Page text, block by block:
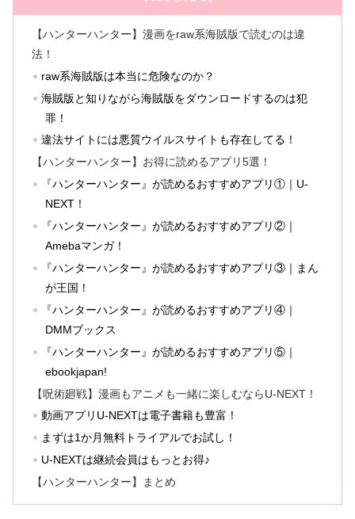
【ハンターハンター】漫画をraw系海賊版で読むのは違
法！
raw系海賊版は本当に危険なのか？
海賊版と知りながら海賊版をダウンロードするのは犯
罪！
違法サイトには悪質ウイルスサイトも存在してる！
【ハンターハンター】お得に読めるアプリ5選！
『ハンターハンター』が読めるおすすめアプリ①｜U-
NEXT！
『ハンターハンター』が読めるおすすめアプリ②｜
Amebaマンガ！
『ハンターハンター』が読めるおすすめアプリ③｜まん
が王国！
『ハンターハンター』が読めるおすすめアプリ④｜
DMMブックス
『ハンターハンター』が読めるおすすめアプリ⑤｜
ebookjapan!
【呪術廻戦】漫画もアニメも一緒に楽しむならU-NEXT！
動画アプリU-NEXTは電子書籍も豊富！
まずは1か月無料トライアルでお試し！
U-NEXTは継続会員はもっとお得♪
【ハンターハンター】まとめ